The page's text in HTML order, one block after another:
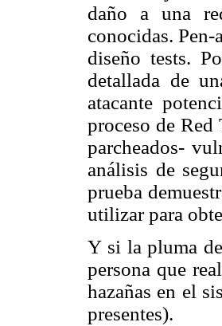
daño a una
conocidas.
diseño tests.
detallada de
atacante
proceso de Red
parcheados-
análisis de
prueba
utilizar para
Y si la pluma
persona que
hazañas en el
presentes).